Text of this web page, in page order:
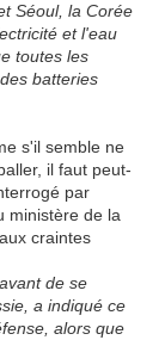
Séoul, la Corée
et l'eau
toutes les
batteries
s'il semble ne
il faut peut-
par
ministère de la
craintes
de se
a indiqué ce
alors que